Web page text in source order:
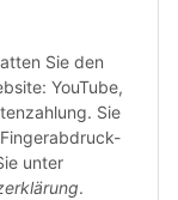
Sie den
YouTube,
Sie
unter
.